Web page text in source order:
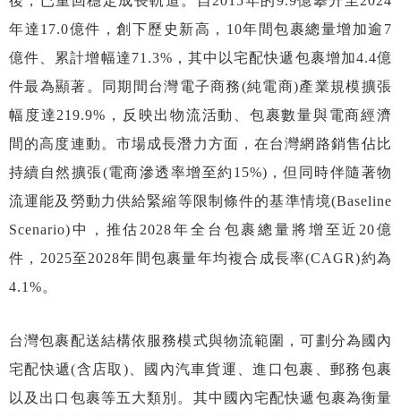
年達17.0億件，創下歷史新高，10年間包裹總量增加逾7
億件、累計增幅達71.3%，其中以宅配快遞包裹增加4.4億
件最為顯著。同期間台灣電子商務(純電商)產業規模擴張
幅度達219.9%，反映出物流活動、包裹數量與電商經濟
間的高度連動。市場成長潛力方面，在台灣網路銷售佔比
持續自然擴張(電商滲透率增至約15%)，但同時伴隨著物
流運能及勞動力供給緊縮等限制條件的基準情境(Baseline
Scenario)中，推估2028年全台包裹總量將增至近20億
件，2025至2028年間包裹量年均複合成長率(CAGR)約為
4.1%。
台灣包裹配送結構依服務模式與物流範圍，可劃分為國內
宅配快遞(含店取)、國內汽車貨運、進口包裹、郵務包裹
以及出口包裹等五大類別。其中國內宅配快遞包裹為衡量